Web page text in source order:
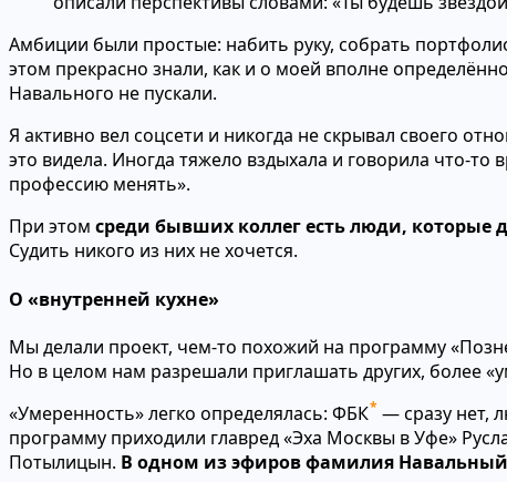
Амбиции были простые: набить руку, собрать
этом прекрасно знали, как и о моей вполне
Навального не пускали.
Я активно вел соцсети и никогда не скрывал своего
это видела. Иногда тяжело вздыхала и говорила что-
профессию менять».
При этом среди бывших коллег есть люди, которые
Судить никого из них не хочется.
О «внутренней кухне»
Мы делали проект, чем-то похожий на программу
Но в целом нам разрешали приглашать других, более
«Умеренность» легко определялась: ФБК* — сразу нет,
программу приходили главред «Эха Москвы в Уфе»
Потылицын. В одном из эфиров фамилия Навальный